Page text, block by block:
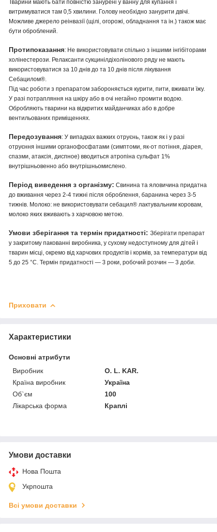
Тварини мають бати повністю занурені у ванну для купання і
витримуватися там 0,5 хвилини. Голову необхідно занурити двічі.
Можливе джерело реінвазії (щілі, огорожі, обладнання та ін.) також має
бути оброблений.
Протипоказання: Не використовувати спільно з іншими інгібіторами
холінестерози. Релаксанти сукцинілдіхолінового ряду не мають
використовуватися за 10 днів до та 10 днів після лікування
Себацилом®.
Під час роботи з препаратом забороняється курити, пити, вживати їжу.
У разі потрапляння на шкіру або в очі негайно промити водою.
Обробляють тварини на відкритих майданчиках або в добре
вентильованих приміщеннях.
Передозування: У випадках важких отруєнь, також як і у разі
отруєння іншими органофосфатами (симптоми, як-от потіння, діарея,
спазми, атаксія, диспное) вводиться атропіна сульфат 1%
внутрішньовенно або внутрішньомислено.
Період виведення з організму: Свинина та яловичина придатна
до вживання через 2-4 тижні після оброблення, баранина через 3-5
тижнів. Молоко: не використовувати себацил® лактувальним коровам,
молоко яких вживають з харчовою метою.
Умови зберігання та термін придатності: Зберігати препарат
у закритому пакованні виробника, у сухому недоступному для дітей і
тварин місці, окремо від харчових продуктів і кормів, за температури від
5 до 25 °C. Термін придатності — 3 роки, робочий розчин — 3 доби.
Приховати
Характеристики
Основні атрибути
Виробник
O. L. KAR.
Країна виробник
Україна
Об`єм
100
Лікарська форма
Краплі
Умови доставки
Нова Пошта
Укрпошта
Всі умови доставки